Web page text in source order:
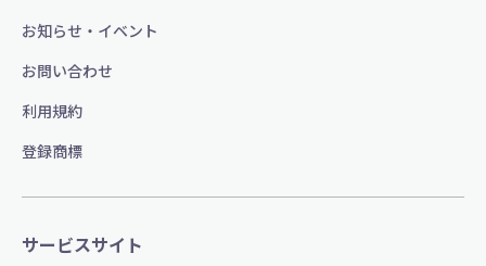
お知らせ・イベント
お問い合わせ
利用規約
登録商標
サービスサイト